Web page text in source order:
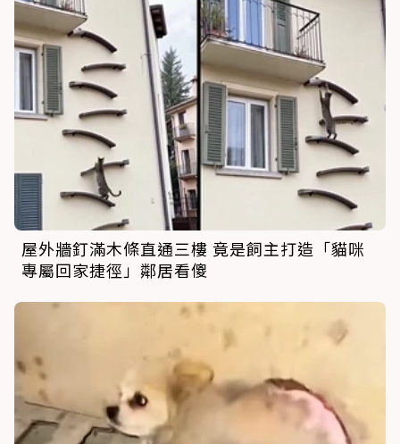
屋外牆釘滿木條直通三樓 竟是飼主打造「貓咪
專屬回家捷徑」鄰居看傻